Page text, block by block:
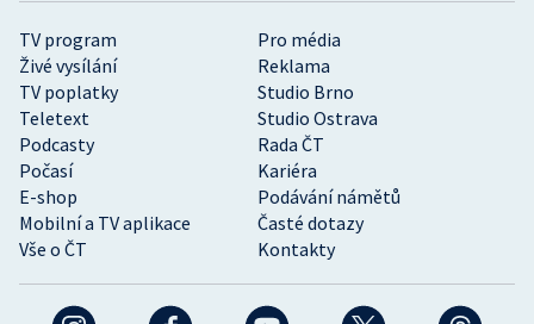
TV program
Pro média
Živé vysílání
Reklama
TV poplatky
Studio Brno
Teletext
Studio Ostrava
Podcasty
Rada ČT
Počasí
Kariéra
E-shop
Podávání námětů
Mobilní a TV aplikace
Časté dotazy
Vše o ČT
Kontakty